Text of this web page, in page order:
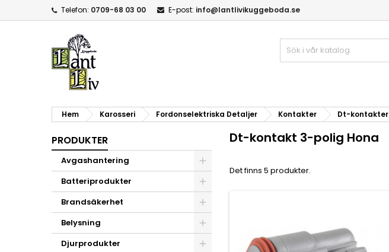
Telefon: 0709-68 03 00 E-post: info@lantlivikuggeboda.se
Hem Karosseri Fordonselektriska Detaljer Kontakter Dt-kontakter
PRODUKTER
Avgashantering
Batteriprodukter
Brandsäkerhet
Belysning
Djurprodukter
Dt-kontakt 3-polig Hona
Det finns 5 produkter.